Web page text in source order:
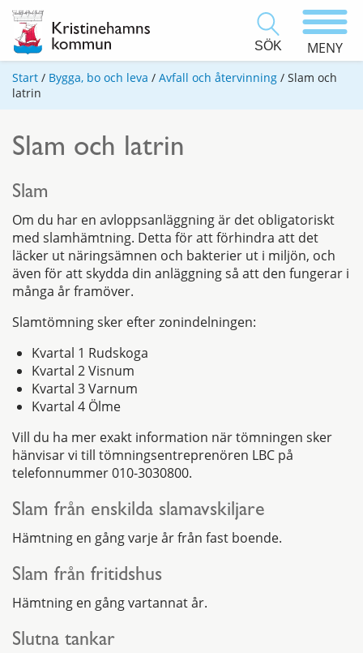
SÖK MENY
Start / Bygga, bo och leva / Avfall och återvinning / Slam och
latrin
Slam och latrin
Slam
Om du har en avloppsanläggning är det obligatoriskt
med slamhämtning. Detta för att förhindra att det
läcker ut näringsämnen och bakterier ut i miljön, och
även för att skydda din anläggning så att den fungerar i
många år framöver.
Slamtömning sker efter zonindelningen:
Kvartal 1 Rudskoga
Kvartal 2 Visnum
Kvartal 3 Varnum
Kvartal 4 Ölme
Vill du ha mer exakt information när tömningen sker
hänvisar vi till tömningsentreprenören LBC på
telefonnummer 010-3030800.
Slam från enskilda slamavskiljare
Hämtning en gång varje år från fast boende.
Slam från fritidshus
Hämtning en gång vartannat år.
Slutna tankar